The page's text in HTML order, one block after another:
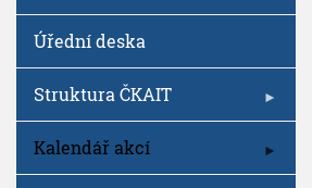
Úřední deska
Struktura ČKAIT
Kalendář akcí